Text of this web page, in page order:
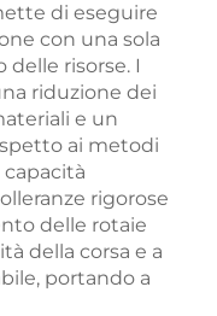
di eseguire
con una sola
risorse. I
riduzione dei
e un
ai metodi
rigorose
delle rotaie
della corsa e a
portando a